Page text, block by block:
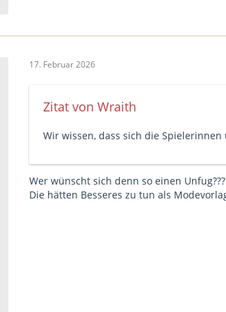
17. Februar 2026
Zitat von Wraith
Wir wissen, dass sich die
Wer wünscht sich denn so einen Unfug???
Die hätten Besseres zu tun als